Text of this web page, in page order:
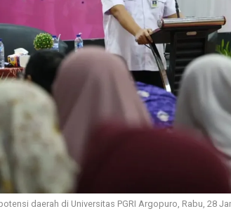
daerah di Universitas PGRI Argopuro, Rabu, 28